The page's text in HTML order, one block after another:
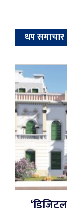
थप समाचार